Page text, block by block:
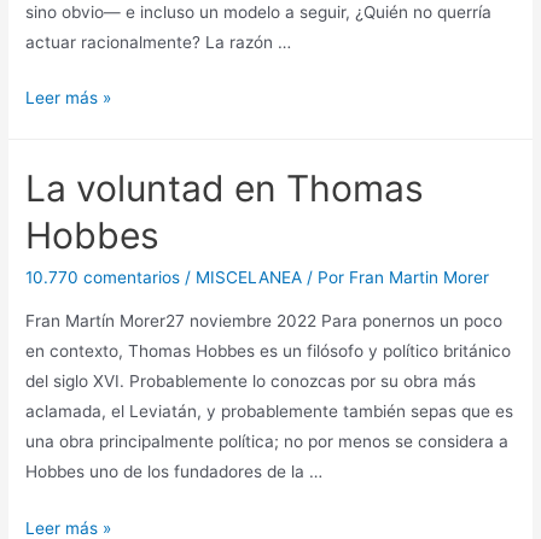
sino obvio— e incluso un modelo a seguir, ¿Quién no querría
actuar racionalmente? La razón …
El
eterno
progreso
Leer más »
La voluntad en Thomas
Hobbes
10.770 comentarios / MISCELANEA / Por Fran Martin Morer
Fran Martín Morer27 noviembre 2022 Para ponernos un poco
en contexto, Thomas Hobbes es un filósofo y político británico
del siglo XVI. Probablemente lo conozcas por su obra más
aclamada, el Leviatán, y probablemente también sepas que es
una obra principalmente política; no por menos se considera a
Hobbes uno de los fundadores de la …
La
Leer más »